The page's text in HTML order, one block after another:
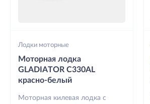
Лодки моторные
Моторная лодка
GLADIATOR C330AL
красно-белый
Моторная килевая лодка с